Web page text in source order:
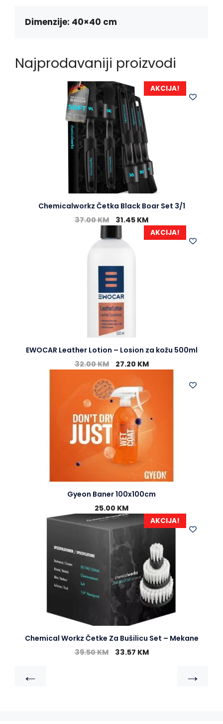
k
e
p
Dimenzije: 40×40 cm
Najprodavaniji proizvodi
AKCIJA!
Chemicalworkz Četka Black Boar Set 3/1
37.00KM 31.45 KM
AKCIJA!
EWOCAR Leather Lotion – Losion za kožu 500ml
32.00KM 27.20 KM
Gyeon Baner 100x100cm
25.00 KM
AKCIJA!
Chemical Workz Četke Za Bušilicu Set – Mekane
39.50KM 33.57 KM
← →